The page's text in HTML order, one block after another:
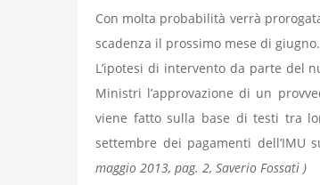
Con molta probabilità verrà
scadenza il prossimo mese di giugno.
L’ipotesi di intervento da parte del
Ministri l’approvazione di un
viene fatto sulla base di testi tra
settembre dei pagamenti dell’IMU
maggio 2013, pag. 2, Saverio Fossati )